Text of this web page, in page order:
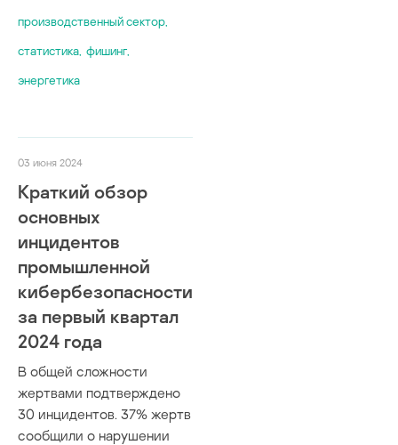
производственный сектор
статистика фишинг
энергетика
03 июня 2024
Краткий обзор
основных
инцидентов
промышленной
кибербезопасности
за первый квартал
2024 года
В общей сложности
жертвами подтверждено
30 инцидентов. 37% жертв
сообщили о нарушении